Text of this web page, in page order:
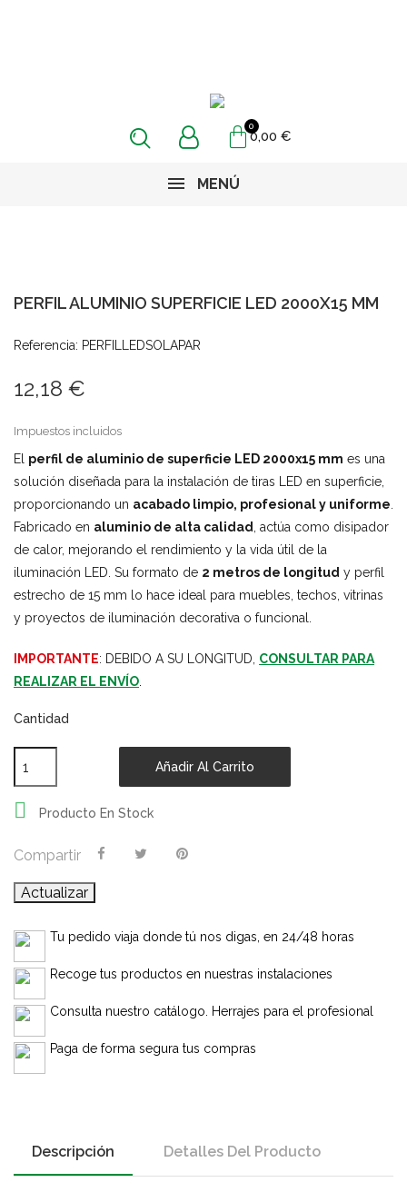
0,00 €
MENÚ
PERFIL ALUMINIO SUPERFICIE LED 2000X15 MM
Referencia: PERFILLEDSOLAPAR
12,18 €
Impuestos incluidos
El perfil de aluminio de superficie LED 2000x15 mm es una
solución diseñada para la instalación de tiras LED en superficie,
proporcionando un acabado limpio, profesional y uniforme.
Fabricado en aluminio de alta calidad, actúa como disipador
de calor, mejorando el rendimiento y la vida útil de la
iluminación LED. Su formato de 2 metros de longitud y perfil
estrecho de 15 mm lo hace ideal para muebles, techos, vitrinas
y proyectos de iluminación decorativa o funcional.
IMPORTANTE: DEBIDO A SU LONGITUD, CONSULTAR PARA
REALIZAR EL ENVÍO.
Cantidad
Añadir Al Carrito
 Producto En Stock
Compartir
Tu pedido viaja donde tú nos digas, en 24/48 horas
Recoge tus productos en nuestras instalaciones
Consulta nuestro catálogo. Herrajes para el profesional
Paga de forma segura tus compras
Descripción Detalles Del Producto